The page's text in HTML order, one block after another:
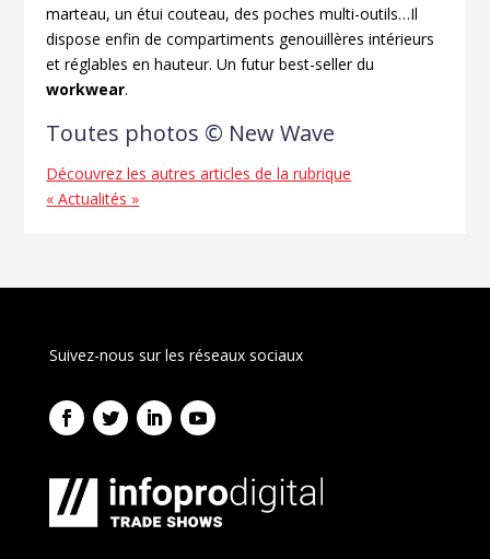
marteau, un étui couteau, des poches multi-outils…Il
dispose enfin de compartiments genouillères intérieurs
et réglables en hauteur. Un futur best-seller du
workwear.
Toutes photos © New Wave
Découvrez les autres articles de la rubrique
« Actualités »
Suivez-nous sur les réseaux sociaux